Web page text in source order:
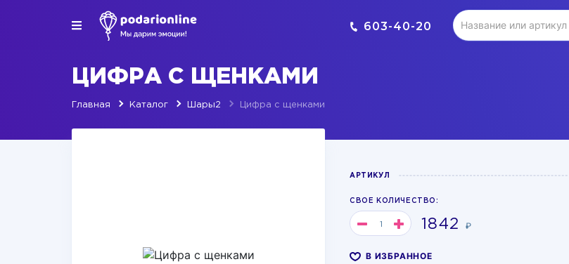
603-40-20
ЦИФРА С ЩЕНКАМИ
Главная Каталог Шары2 Цифра с щенками
АРТИКУЛ
СВОЕ КОЛИЧЕСТВО:
1842 ₽
В ИЗБРАННОЕ